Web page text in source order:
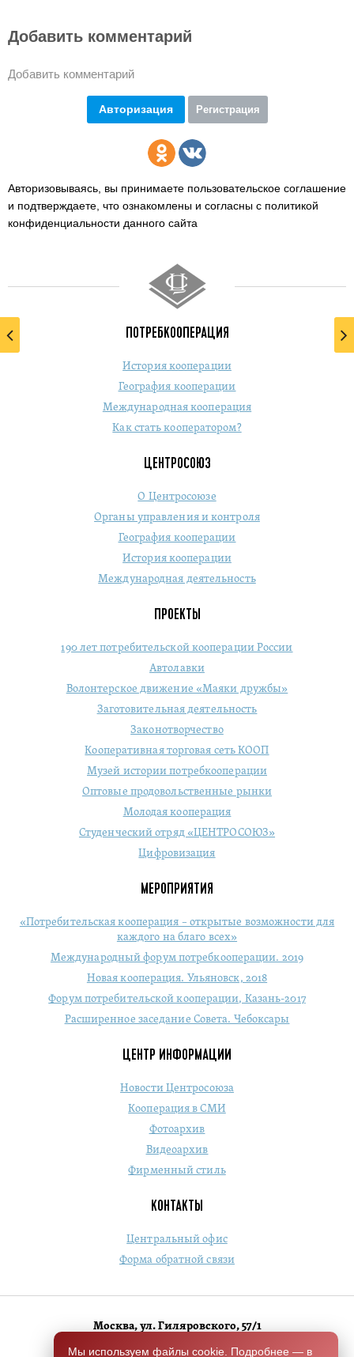
Добавить комментарий
Добавить комментарий
Авторизация Регистрация
Авторизовываясь, вы принимаете пользовательское соглашение
и подтверждаете, что ознакомлены и согласны с политикой
конфиденциальности данного сайта
ПОТРЕБКООПЕРАЦИЯ
История кооперации
География кооперации
Международная кооперация
Как стать кооператором?
ЦЕНТРОСОЮЗ
О Центросоюзе
Органы управления и контроля
География кооперации
История кооперации
Международная деятельность
ПРОЕКТЫ
190 лет потребительской кооперации России
Автолавки
Волонтерское движение «Маяки дружбы»
Заготовительная деятельность
Законотворчество
Кооперативная торговая сеть КООП
Музей истории потребкооперации
Оптовые продовольственные рынки
Молодая кооперация
Студенческий отряд «ЦЕНТРОСОЮЗ»
Цифровизация
МЕРОПРИЯТИЯ
«Потребительская кооперация – открытые возможности для
каждого на благо всех»
Международный форум потребкооперации. 2019
Новая кооперация. Ульяновск, 2018
Форум потребительской кооперации, Казань-2017
Расширенное заседание Совета. Чебоксары
ЦЕНТР ИНФОРМАЦИИ
Новости Центросоюза
Кооперация в СМИ
Фотоархив
Видеоархив
Фирменный стиль
КОНТАКТЫ
Центральный офис
Форма обратной связи
Москва, ул. Гиляровского, 57/1
+7 (495) 684-1803
Мы используем файлы cookie. Подробнее — в